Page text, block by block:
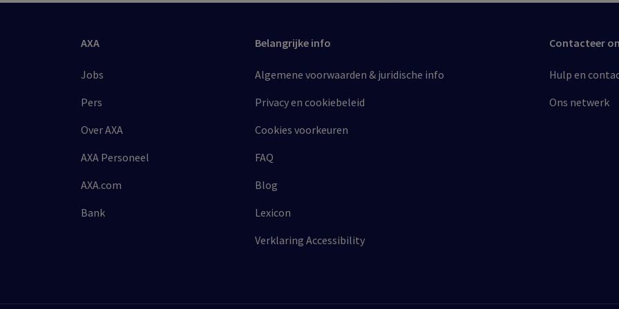
AXA
Jobs
Pers
Over AXA
AXA Personeel
AXA.com
Bank
Belangrijke info
Algemene voorwaarden & juridische info​
Privacy en cookiebeleid​
Cookies voorkeuren
FAQ
Blog
Lexicon
Verklaring Accessibility
Contacteer
Hulp en
Ons netwerk